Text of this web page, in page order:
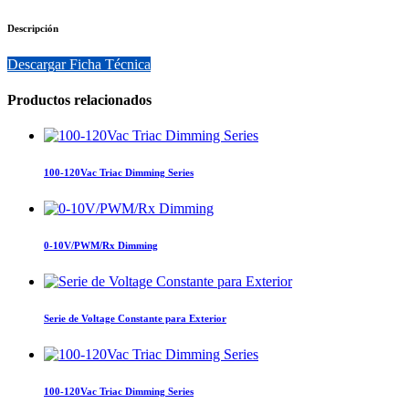
Descripción
Descargar Ficha Técnica
Productos relacionados
100-120Vac Triac Dimming Series
0-10V/PWM/Rx Dimming
Serie de Voltage Constante para Exterior
100-120Vac Triac Dimming Series